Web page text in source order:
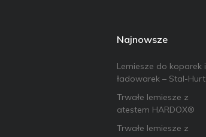
Najnowsze
Lemiesze do koparek i
ładowarek – Stal-Hurt
Trwałe lemiesze z
atestem HARDOX®
Trwałe lemiesze z